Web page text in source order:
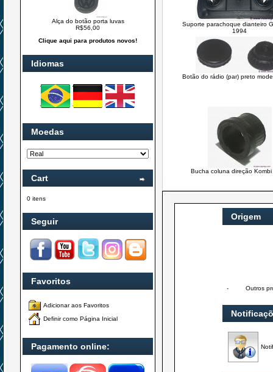
Alça do botão porta luvas
R$56,00
Clique aqui para produtos novos!
Idiomas
Moedas
Cart
0 itens
Seguir
Favoritos
Adicionar aos Favoritos
Definir como Página Inicial
Pagamento online:
Suporte parachoque dianteiro
1994
Botão do rádio (par) preto
Bucha coluna direção Kombi
Origem
- Outros